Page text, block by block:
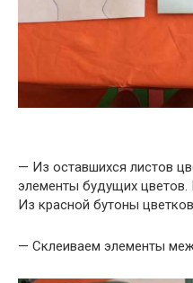
— Из оставшихся листов
элементы будущих цветов.
Из красной бутоны
— Склеиваем элементы